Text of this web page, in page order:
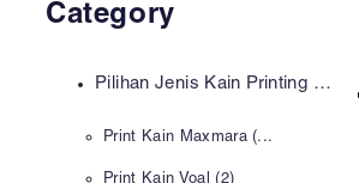
Category
Pilihan Jenis Kain Printing (2)
Print Kain Maxmara (...